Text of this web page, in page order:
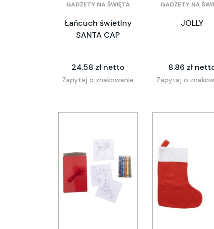
GADŻETY NA ŚWIĘTA
Łańcuch świetlny
SANTA CAP
24.58 zł netto
Zapytaj o znakowanie
GADŻETY NA
JOLLY
8.86 zł
Zapytaj o